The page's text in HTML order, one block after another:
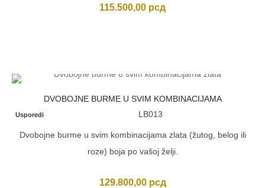
115.500,00 рсд
DVOBOJNE BURME U SVIM KOMBINACIJAMA
Usporedi LB013
Dvobojne burme u svim kombinacijama zlata (žutog, belog ili
roze) boja po vašoj želji.
129.800,00 рсд